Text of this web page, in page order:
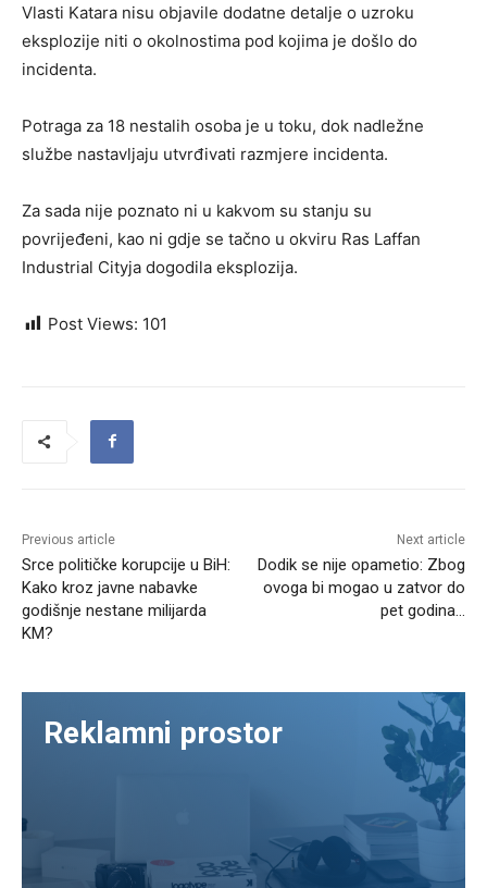
Vlasti Katara nisu objavile dodatne detalje o uzroku
eksplozije niti o okolnostima pod kojima je došlo do
incidenta.
Potraga za 18 nestalih osoba je u toku, dok nadležne
službe nastavljaju utvrđivati razmjere incidenta.
Za sada nije poznato ni u kakvom su stanju su
povrijeđeni, kao ni gdje se tačno u okviru Ras Laffan
Industrial Cityja dogodila eksplozija.
Post Views: 101
Previous article
Srce političke korupcije u BiH:
Kako kroz javne nabavke
godišnje nestane milijarda
KM?
Next article
Dodik se nije opametio: Zbog
ovoga bi mogao u zatvor do
pet godina…
Reklamni prostor